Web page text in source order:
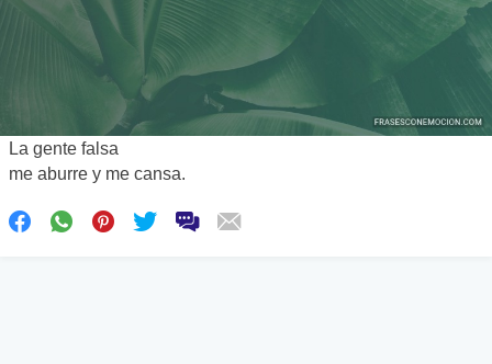
La gente falsa
me aburre y me cansa.